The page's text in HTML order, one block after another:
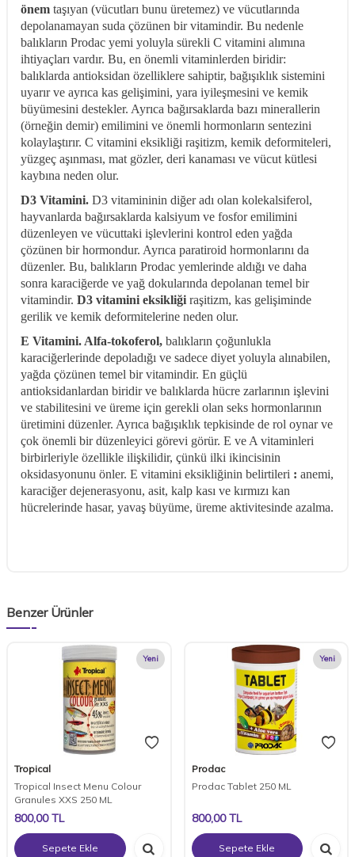
önem taşıyan (vücutları bunu üretemez) ve vücutlarında
depolanamayan suda çözünen bir vitamindir. Bu nedenle
balıkların Prodac yemi yoluyla sürekli C vitamini alımına
ihtiyaçları vardır. Bu, en önemli vitaminlerden biridir:
balıklarda antioksidan özelliklere sahiptir, bağışıklık sistemini
uyarır ve ayrıca kas gelişimini, yara iyileşmesini ve kemik
büyümesini destekler. Ayrıca bağırsaklarda bazı minerallerin
(örneğin demir) emilimini ve önemli hormonların sentezini
kolaylaştırır. C vitamini eksikliği raşitizm, kemik deformiteleri,
yüzgeç aşınması, mat gözler, deri kanaması ve vücut kütlesi
kaybına neden olur.
D3 Vitamini. D3 vitamininin diğer adı olan kolekalsiferol,
hayvanlarda bağırsaklarda kalsiyum ve fosfor emilimini
düzenleyen ve vücuttaki işlevlerini kontrol eden yağda
çözünen bir hormondur. Ayrıca paratiroid hormonlarını da
düzenler. Bu, balıkların Prodac yemlerinde aldığı ve daha
sonra karaciğerde ve yağ dokularında depolanan temel bir
vitamindir. D3 vitamini eksikliği raşitizm, kas gelişiminde
gerilik ve kemik deformitelerine neden olur.
E Vitamini. Alfa-tokoferol, balıkların çoğunlukla
karaciğerlerinde depoladığı ve sadece diyet yoluyla alınabilen,
yağda çözünen temel bir vitamindir. En güçlü
antioksidanlardan biridir ve balıklarda hücre zarlarının işlevini
ve stabilitesini ve üreme için gerekli olan seks hormonlarının
üretimini düzenler. Ayrıca bağışıklık tepkisinde de rol oynar ve
çok önemli bir düzenleyici görevi görür. E ve A vitaminleri
birbirleriyle özellikle ilişkilidir, çünkü ilki ikincisinin
oksidasyonunu önler. E vitamini eksikliğinin belirtileri : anemi,
karaciğer dejenerasyonu, asit, kalp kası ve kırmızı kan
hücrelerinde hasar, yavaş büyüme, üreme aktivitesinde azalma.
Benzer Ürünler
Yeni
Tropical
Tropical Insect Menu Colour
Granules XXS 250 ML
800,00TL
Sepete Ekle
Yeni
Prodac
Prodac Tablet 250 ML
800,00TL
Sepete Ekle